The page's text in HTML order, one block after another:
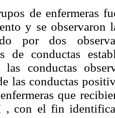
de enfermeras
y se observaron
por dos
de conductas
las conductas
las conductas
que
, con el fin